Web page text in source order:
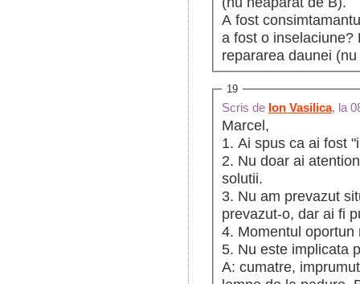
A fost
a fost o inselaciune?
repararea daunei
19
Scris de Ion Vasilica, la
Marcel,
1. Ai spus ca ai fost
2. Nu doar ai
solutii.
3. Nu am prevazut
prevazut-o, dar ai fi
4. Momentul
5. Nu este implicata
A: cumatre,